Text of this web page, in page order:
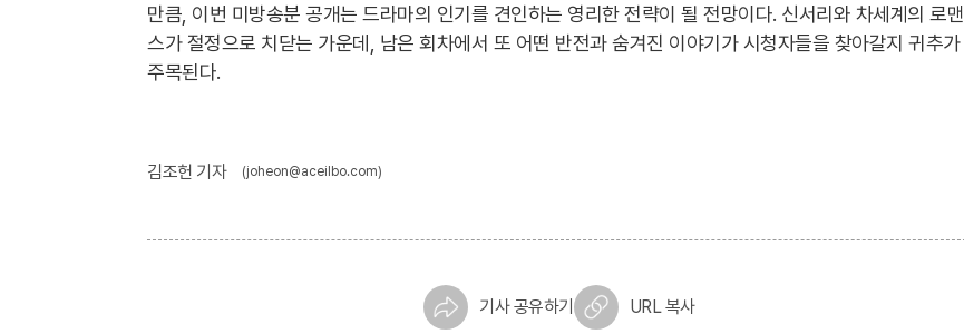
만큼, 이번 미방송분 공개는 드라마의 인기를 견인하는 영리한 전략이 될 전망이다. 신서리와 차세계의 로맨
스가 절정으로 치닫는 가운데, 남은 회차에서 또 어떤 반전과 숨겨진 이야기가 시청자들을 찾아갈지 귀추가
주목된다.
김조헌 기자 (joheon@aceilbo.com)
기사 공유하기 URL 복사